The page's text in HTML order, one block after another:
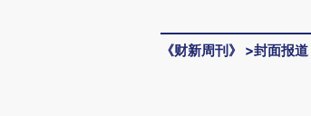
《财新周刊》 >封面报道